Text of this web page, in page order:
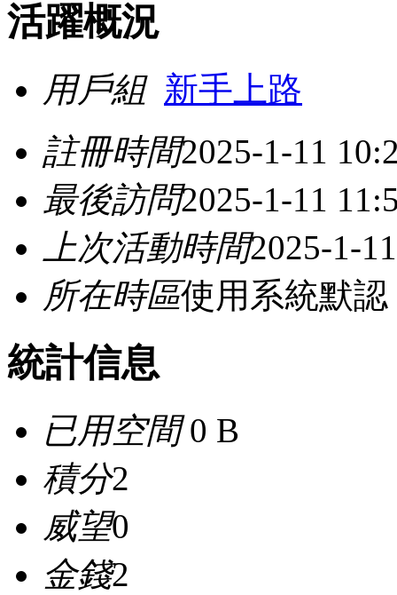
活躍概況
用戶組 新手上路
註冊時間2025-1-11
最後訪問2025-1-11
上次活動時間2025-1-
所在時區使用系統默認
統計信息
已用空間0 B
積分2
威望0
金錢2